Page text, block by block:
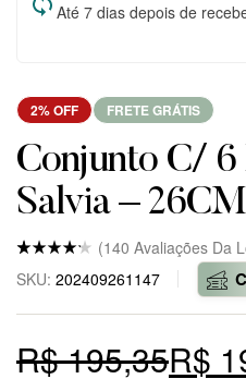
Até 7 dias depois de
2% OFF FRETE GRÁTIS
Conjunto C/ 6
Salvia – 26CM
Nota 4.8
de 5
em
es
5
de
clientes
(140 Avaliações Da
SKU: 202409261147
R$195,35R$